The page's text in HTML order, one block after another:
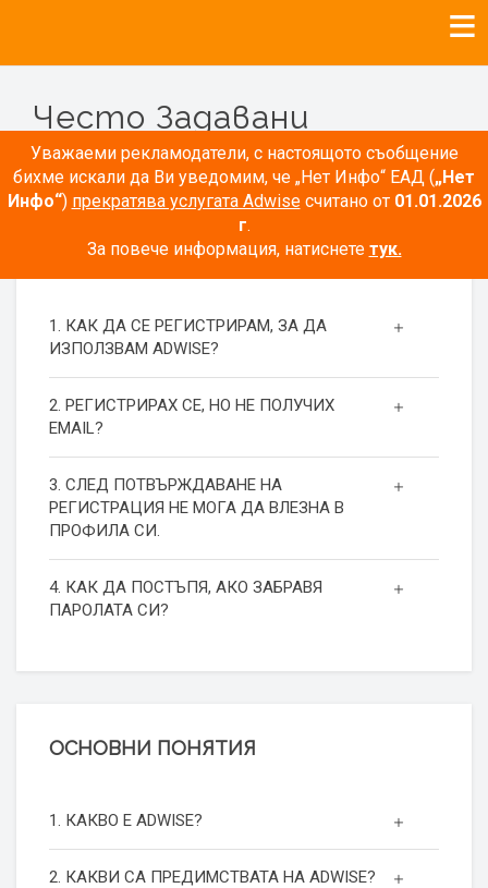
Уважаеми рекламодатели, с настоящото съобщение
бихме искали да Ви уведомим, че „Нет Инфо“ ЕАД („Нет
Инфо“) прекратява услугата Adwiseсчитано от 01.01.2026
г.
За повече информация, натиснете тук.
Често Задавани
Въпроси
РЕГИСТРАЦИЯ
1. КАК ДА СЕ РЕГИСТРИРАМ, ЗА ДА
ИЗПОЛЗВАМ ADWISE?
2. РЕГИСТРИРАХ СЕ, НО НЕ ПОЛУЧИХ
EMAIL?
3. СЛЕД ПОТВЪРЖДАВАНЕ НА
РЕГИСТРАЦИЯ НЕ МОГА ДА ВЛЕЗНА В
ПРОФИЛА СИ.
4. КАК ДА ПОСТЪПЯ, АКО ЗАБРАВЯ
ПАРОЛАТА СИ?
ОСНОВНИ ПОНЯТИЯ
1. КАКВО Е ADWISE?
2. КАКВИ СА ПРЕДИМСТВАТА НА ADWISE?